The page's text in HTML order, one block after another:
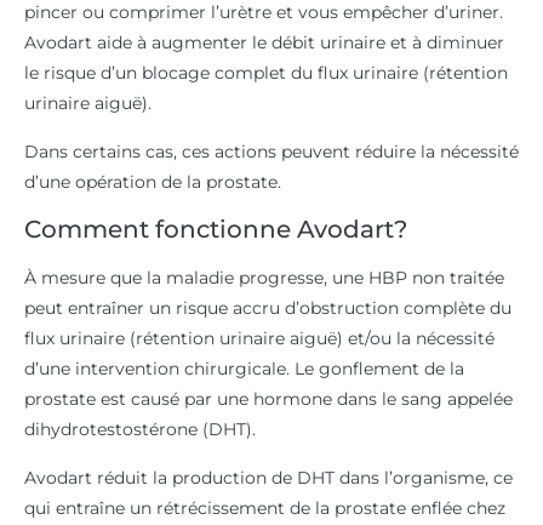
pincer ou comprimer l’urètre et vous empêcher d’uriner.
Avodart aide à augmenter le débit urinaire et à diminuer
le risque d’un blocage complet du flux urinaire (rétention
urinaire aiguë).
Dans certains cas, ces actions peuvent réduire la nécessité
d’une opération de la prostate.
Comment fonctionne Avodart?
À mesure que la maladie progresse, une HBP non traitée
peut entraîner un risque accru d’obstruction complète du
flux urinaire (rétention urinaire aiguë) et/ou la nécessité
d’une intervention chirurgicale. Le gonflement de la
prostate est causé par une hormone dans le sang appelée
dihydrotestostérone (DHT).
Avodart réduit la production de DHT dans l’organisme, ce
qui entraîne un rétrécissement de la prostate enflée chez